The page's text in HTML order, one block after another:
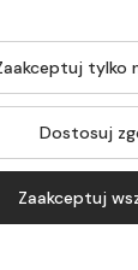
tylko
Dostosuj
Zaakceptuj